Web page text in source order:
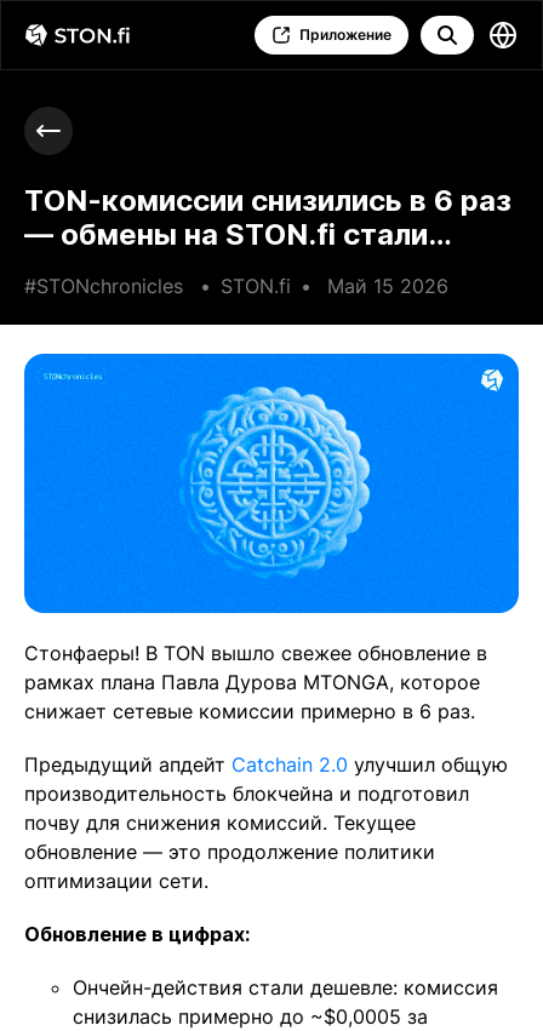
Приложение
TON-комиссии снизились в 6 раз
— обмены на STON.fi стали
#STONchronicles • STON.fi •
Май 15 2026
Стонфаеры! В TON вышло свежее обновление в
рамках плана Павла Дурова MTONGA, которое
снижает сетевые комиссии примерно в 6 раз.
Предыдущий апдейт Catchain 2.0 улучшил общую
производительность блокчейна и подготовил
почву для снижения комиссий. Текущее
обновление — это продолжение политики
оптимизации сети.
Обновление в цифрах:
Ончейн-действия стали дешевле: комиссия
снизилась примерно до ~$0,0005 за